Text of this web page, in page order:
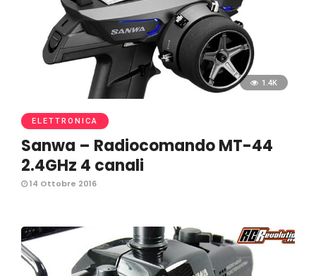
1.4K
ELETTRONICA
Sanwa – Radiocomando MT-44
2.4GHz 4 canali
14 Ottobre 2016